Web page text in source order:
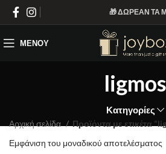
🎁 ΔΩΡΕΑΝ ΤΑ
ΜΕΝΟΎ
ligmos
Κατηγορίες
Αρχική σελίδα
Προϊόντα με ετικέτα
Εμφάνιση του μοναδικού αποτελέσματος